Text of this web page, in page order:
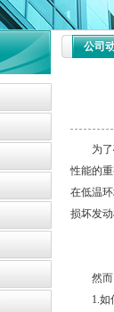
公司
为了确
性能的
在低温
损坏发
然而，
1.如何